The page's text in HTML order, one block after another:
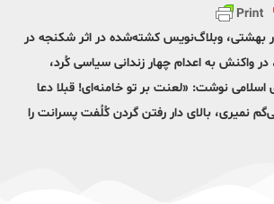
بهشتی، وبلاگ‌نویس کشته‌شده در اثر شکنجه در
در واکنش به اعدام چهار زندانی سیاسی کُرد،
نوشت: «لعنت بر تو خامنه‌ای! قبلا دعا
نمیری، بالای دار رفتن گردن کُلُفت پسرانت را